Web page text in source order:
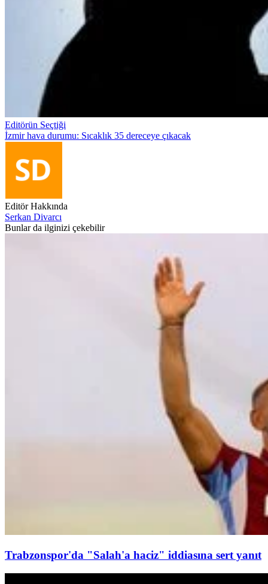
Editörün Seçtiği
İzmir hava durumu: Sıcaklık 35 dereceye çıkacak
Editör Hakkında
Serkan Divarcı
Bunlar da ilginizi çekebilir
Trabzonspor'da "Salah'a haciz" iddiasına sert yanıt